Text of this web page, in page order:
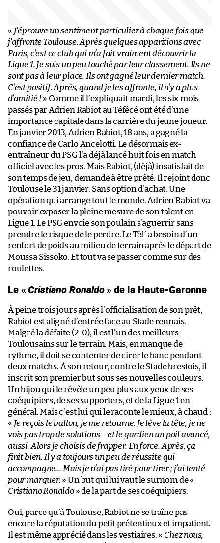
« J’éprouve un sentiment particulier à chaque fois que
j’affronte Toulouse. Après quelques apparitions avec
Paris, c’est ce club qui m’a fait vraiment découvrir la
Ligue 1. Je suis un peu touché par leur classement. Ils ne
sont pas à leur place. Ils ont gagné leur dernier match.
C’est positif. Après, quand je les affronte, il n’y a plus
d’amitié ! » Comme il l’expliquait mardi, les six mois
passés par Adrien Rabiot au Téfécé ont été d’une
importance capitale dans la carrière du jeune joueur.
En janvier 2013, Adrien Rabiot, 18 ans, a gagné la
confiance de Carlo Ancelotti. Le désormais ex-
entraîneur du PSG l’a déjà lancé huit fois en match
officiel avec les pros. Mais Rabiot, (déjà) insatisfait de
son temps de jeu, demande à être prêté. Il rejoint donc
Toulouse le 31 janvier. Sans option d’achat. Une
opération qui arrange tout le monde. Adrien Rabiot va
pouvoir exposer la pleine mesure de son talent en
Ligue 1. Le PSG envoie son poulain s’aguerrir sans
prendre le risque de le perdre. Le Téf’ a besoin d’un
renfort de poids au milieu de terrain après le départ de
Moussa Sissoko. Et tout va se passer comme sur des
roulettes.
Le «Cristiano Ronaldo» de la Haute-Garonne
À peine trois jours après l’officialisation de son prêt,
Rabiot est aligné d’entrée face au Stade rennais.
Malgré la défaite (2-0), il est l’un des meilleurs
Toulousains sur le terrain. Mais, en manque de
rythme, il doit se contenter de cirer le banc pendant
deux matchs. À son retour, contre le Stade brestois, il
inscrit son premier but sous ses nouvelles couleurs.
Un bijou qui le révèle un peu plus aux yeux de ses
coéquipiers, de ses supporters, et de la Ligue 1 en
général. Mais c’est lui qui le raconte le mieux, à chaud :
« Je reçois le ballon, je me retourne. Je lève la tête, je ne
vois pas trop de solutions – et le gardien un poil avancé,
aussi. Alors je choisis de frapper. En force. Après, ça
finit bien. Il y a toujours un peu de réussite qui
accompagne… Mais je n’ai pas tiré pour tirer ; j’ai tenté
pour marquer. » Un but qui lui vaut le surnom de «
Cristiano Ronaldo» de la part de ses coéquipiers.
Oui, parce qu’à Toulouse, Rabiot ne se traîne pas
encore la réputation du petit prétentieux et impatient.
Il est même apprécié dans les vestiaires. « Chez nous,